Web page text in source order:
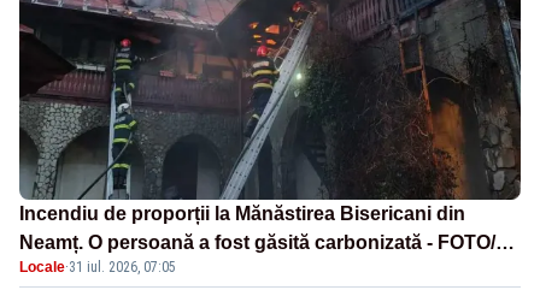
Incendiu de proporții la Mănăstirea Bisericani din
Neamț. O persoană a fost găsită carbonizată - FOTO/
VIDEO
Locale·31 iul. 2026, 07:05